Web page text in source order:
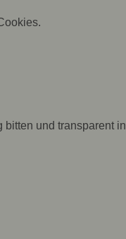
und transparent